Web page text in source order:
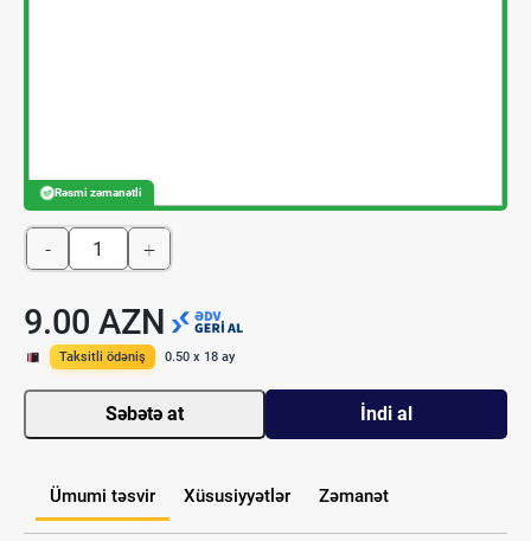
Rəsmi zəmanətli
- +
9.00 AZN
Taksitli ödəniş 0.50 x 18 ay
Səbətə at İndi al
Ümumi təsvir Xüsusiyyətlər Zəmanət